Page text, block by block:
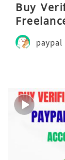
Buy
paypal